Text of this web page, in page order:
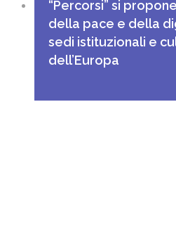
“Percorsi” si
della pace e della
sedi istituzionali e
dell’Europa